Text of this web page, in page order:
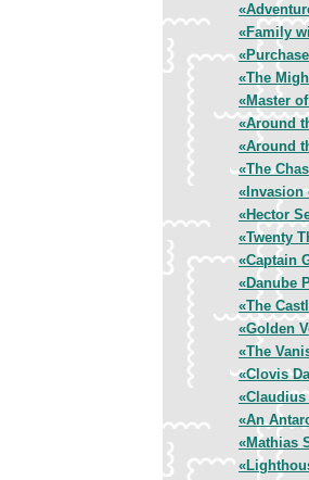
«Family
«The
«Master
«Around
«Around
«The
«Invasion
«Hector
«Twenty
«Captain
«Danube
«The
«Golden
«The
«Clovis
«An
«Mathias